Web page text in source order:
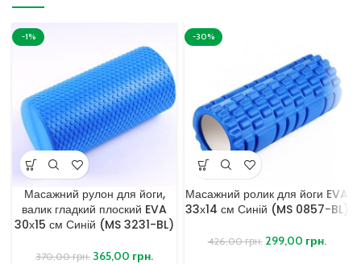
-1%
Масажний рулон для йоги,
валик гладкий плоский EVA
30х15 см Синій (MS 3231-BL)
370,00грн. 365,00 грн.
-30%
Масажний ролик для йоги EVA
33х14 см Синій (MS 0857-BL)
426,00грн. 299,00 грн.